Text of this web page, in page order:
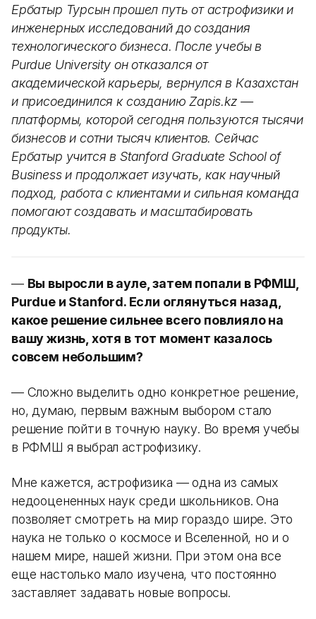
Ербатыр Турсын прошел путь от астрофизики и
инженерных исследований до создания
технологического бизнеса. После учебы в
Purdue University он отказался от
академической карьеры, вернулся в Казахстан
и присоединился к созданию Zapis.kz —
платформы, которой сегодня пользуются тысячи
бизнесов и сотни тысяч клиентов. Сейчас
Ербатыр учится в Stanford Graduate School of
Business и продолжает изучать, как научный
подход, работа с клиентами и сильная команда
помогают создавать и масштабировать
продукты.
— Вы выросли в ауле, затем попали в РФМШ,
Purdue и Stanford. Если оглянуться назад,
какое решение сильнее всего повлияло на
вашу жизнь, хотя в тот момент казалось
совсем небольшим?
— Сложно выделить одно конкретное решение,
но, думаю, первым важным выбором стало
решение пойти в точную науку. Во время учебы
в РФМШ я выбрал астрофизику.
Мне кажется, астрофизика — одна из самых
недооцененных наук среди школьников. Она
позволяет смотреть на мир гораздо шире. Это
наука не только о космосе и Вселенной, но и о
нашем мире, нашей жизни. При этом она все
еще настолько мало изучена, что постоянно
заставляет задавать новые вопросы.